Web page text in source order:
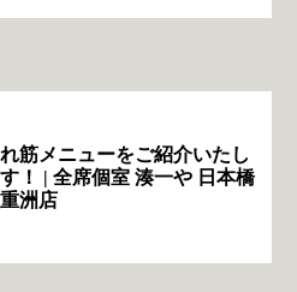
筋メニューをご紹介いたし
！ | 全席個室 湊一や 日本橋
洲店